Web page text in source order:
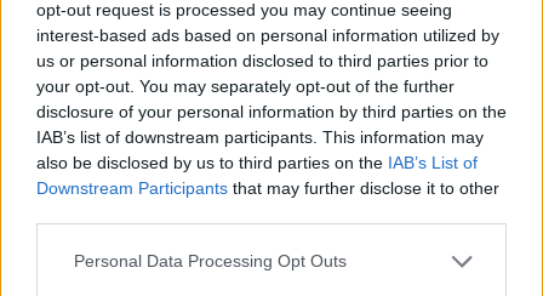
opt-out request is processed you may continue seeing
interest-based ads based on personal information utilized by
us or personal information disclosed to third parties prior to
your opt-out. You may separately opt-out of the further
disclosure of your personal information by third parties on the
IAB’s list of downstream participants. This information may
also be disclosed by us to third parties on the IAB’s List of
Downstream Participants that may further disclose it to other
Personal Data Processing Opt Outs
Levetiracetam
12.12.2021 | Frau | 45
Levetiracetam
Epilepsie
Wirksamkeit
Anzahl Nebenwirkungen
Ich habe die Erfahrung gemacht das levetiracetam mich
durch den stress wieder beruhigt hat mir jedoch während
der Arbeit die Konzentration und die leistungsfähigen